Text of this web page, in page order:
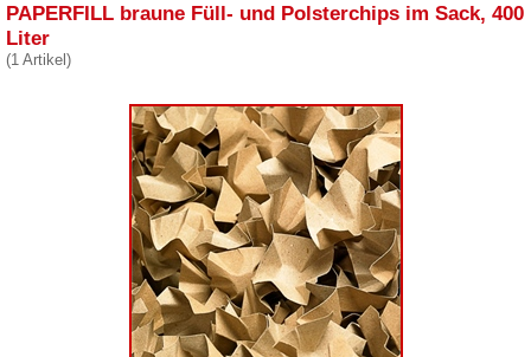
PAPERFILL braune Füll- und Polsterchips im Sack, 400
Liter
(1 Artikel)